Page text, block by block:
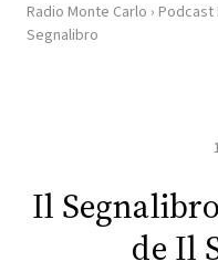
HOME
RADIO
Radio Monte Carlo › Podcast
Segnalibro
Il
de Il